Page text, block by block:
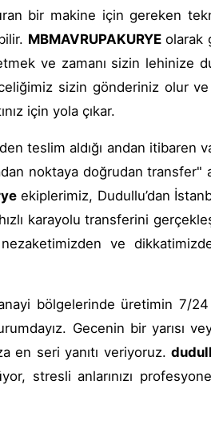
bir makine için gereken
MBMAVRUPAKURYEolarak
ve zamanı sizin lehinize
sizin gönderiniz olur
için yola çıkar.
teslim aldığı andan itibaren
noktaya doğrudan transfer"
ekiplerimiz, Dudullu’dan
karayolu transferini
ve
bölgelerinde üretimin 7/
Gecenin bir yarısı
en seri yanıtı veriyoruz.
stresli anlarınızı